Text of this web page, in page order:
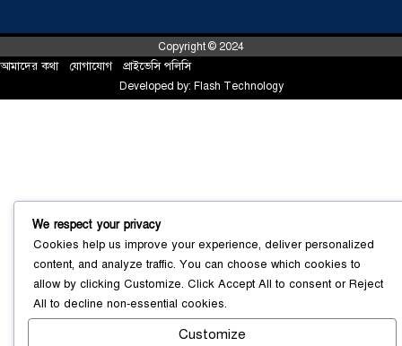
সোনারগাঁয়ে পরিত্যক্ত উন্নয়ন প্রকল্প:
ঠিকাদারের গাফিলতি নাকি তদারকির অভাব
Copyright © 2024
আমাদের কথা যোগাযোগ প্রাইভেসি পলিসি
Developed by: Flash Technology
We respect your privacy
Cookies help us improve your experience, deliver personalized
content, and analyze traffic. You can choose which cookies to
allow by clicking Customize. Click Accept All to consent orReject
All to decline non-essential cookies.
Customize